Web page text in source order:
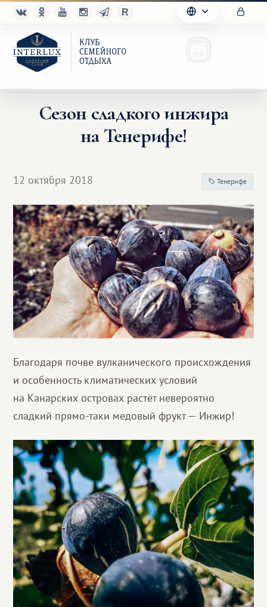
Благотворительность
Сезон сладкого инжира
на Тенерифе!
12 октября 2018 Тенерифе
Благодаря почве вулканического происхождения
и особенность климатических условий
на Канарских островах растёт невероятно
сладкий прямо-таки медовый фрукт — Инжир!